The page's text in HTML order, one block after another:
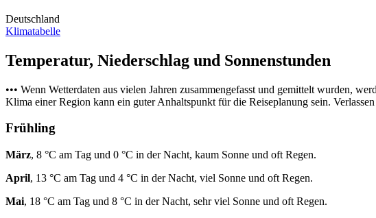
Deutschland
Klimatabelle
Temperatur, Niederschlag und Sonnenstunden
••• Wenn Wetterdaten aus vielen Jahren zusammengefasst und gemittelt wurden,
Klima einer Region kann ein guter Anhaltspunkt für die Reiseplanung sein.
Frühling
März, 8 °C am Tag und 0 °C in der Nacht, kaum Sonne und oft Regen.
April, 13 °C am Tag und 4 °C in der Nacht, viel Sonne und oft Regen.
Mai, 18 °C am Tag und 8 °C in der Nacht, sehr viel Sonne und oft Regen.